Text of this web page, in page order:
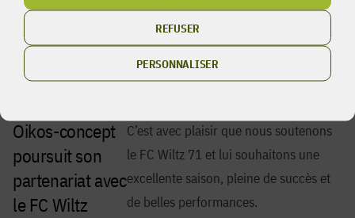
REFUSER
PERSONNALISER
Oikos-concept
poursuit son
partenariat avec
le FC Wiltz
C’est avec plaisir que nous soutenons
le FC Wiltz 71 et lui souhaitons une
excellente saison, pleine de succès et
de belles performances.